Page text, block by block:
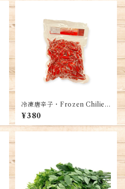
冷凍唐辛子・Frozen Chilie
s・Ớt đông lạnh 250g
¥380